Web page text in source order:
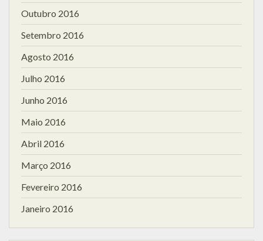
Outubro 2016
Setembro 2016
Agosto 2016
Julho 2016
Junho 2016
Maio 2016
Abril 2016
Março 2016
Fevereiro 2016
Janeiro 2016